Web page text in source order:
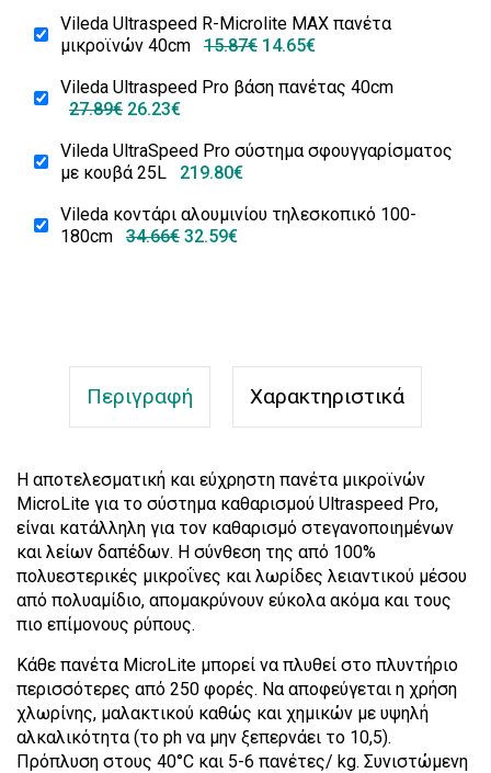
Vileda Ultraspeed R-Microlite ΜΑΧ πανέτα
μικροϊνών 40cm
15.87€ 14.65€
Vileda Ultraspeed Pro βάση πανέτας 40cm
27.89€ 26.23€
Vileda UltraSpeed Pro σύστημα σφουγγαρίσματος
με κουβά 25L
219.80€
Vileda κοντάρι αλουμινίου τηλεσκοπικό 100-
180cm
34.66€ 32.59€
Περιγραφή Χαρακτηριστικά
Η αποτελεσματική και εύχρηστη πανέτα μικροϊνών
MicroLite για το σύστημα καθαρισμού Ultraspeed Pro,
είναι κατάλληλη για τον καθαρισμό στεγανοποιημένων
και λείων δαπέδων. Η σύνθεση της από 100%
πολυεστερικές μικροΐνες και λωρίδες λειαντικού μέσου
από πολυαμίδιο, απομακρύνουν εύκολα ακόμα και τους
πιο επίμονους ρύπους.
Κάθε πανέτα MicroLite μπορεί να πλυθεί στο πλυντήριο
περισσότερες από 250 φορές. Να αποφεύγεται η χρήση
χλωρίνης, μαλακτικού καθώς και χημικών με υψηλή
αλκαλικότητα (το ph να μην ξεπερνάει το 10,5).
Πρόπλυση στους 40°C και 5-6 πανέτες/ kg. Συνιστώμενη